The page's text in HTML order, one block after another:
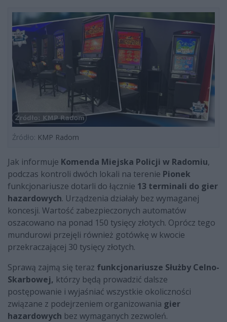
Źródło: KMP Radom
Jak informuje Komenda Miejska Policji w Radomiu,
podczas kontroli dwóch lokali na terenie Pionek
funkcjonariusze dotarli do łącznie 13 terminali do gier
hazardowych. Urządzenia działały bez wymaganej
koncesji. Wartość zabezpieczonych automatów
oszacowano na ponad 150 tysięcy złotych. Oprócz tego
mundurowi przejęli również gotówkę w kwocie
przekraczającej 30 tysięcy złotych.
Sprawą zajmą się teraz funkcjonariusze Służby Celno-
Skarbowej, którzy będą prowadzić dalsze
postępowanie i wyjaśniać wszystkie okoliczności
związane z podejrzeniem organizowania gier
hazardowych bez wymaganych zezwoleń.